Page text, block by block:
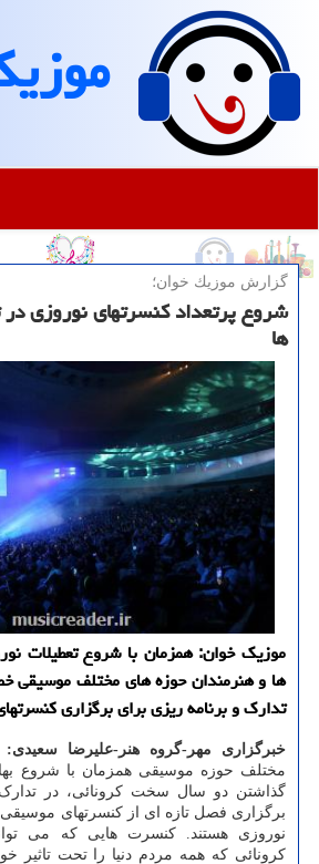
گزارش موزیك خوان؛
شروع پرتعداد کنسرتهای نوروزی
ها
ها و هنرمندان حوزه های مختلف موسیقی
تدارک و برنامه ریزی برای برگزاری
خبرگزاری مهر-گروه هنر-علیرضا سعیدی:
مختلف حوزه موسیقی همزمان با شروع
گذاشتن دو سال سخت کرونائی، در
برگزاری فصل تازه ای از کنسرتهای
نوروزی هستند. کنسرت هایی که می
کرونائی که همه مردم دنیا را تحت تاثیر